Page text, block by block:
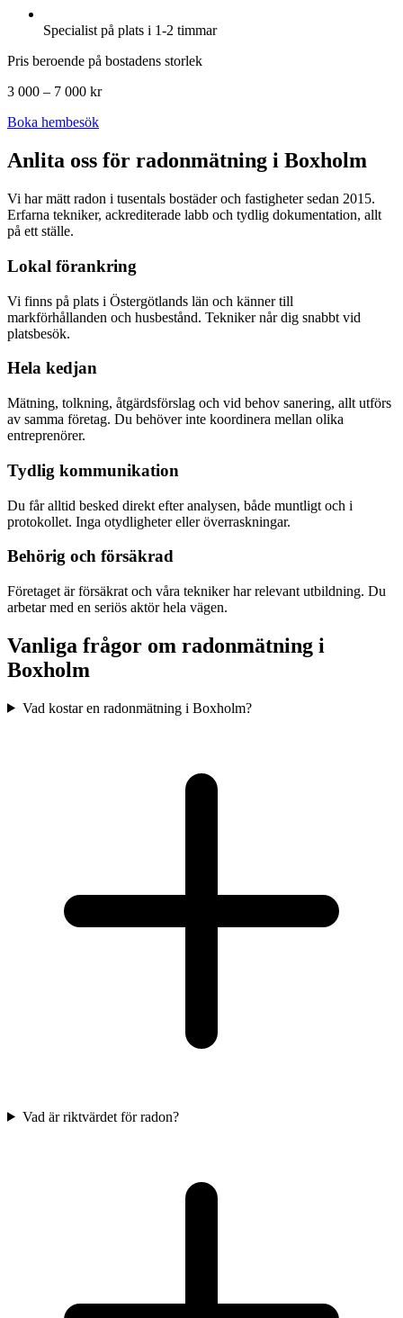
Specialist på plats i 1-2 timmar
Pris beroende på bostadens storlek
3 000 – 7 000 kr
Boka hembesök
Anlita oss för radonmätning i Boxholm
Vi har mätt radon i tusentals bostäder och fastigheter sedan 2015.
Erfarna tekniker, ackrediterade labb och tydlig dokumentation, allt
på ett ställe.
Lokal förankring
Vi finns på plats i Östergötlands län och känner till
markförhållanden och husbestånd. Tekniker når dig snabbt vid
platsbesök.
Hela kedjan
Mätning, tolkning, åtgärdsförslag och vid behov sanering, allt utförs
av samma företag. Du behöver inte koordinera mellan olika
entreprenörer.
Tydlig kommunikation
Du får alltid besked direkt efter analysen, både muntligt och i
protokollet. Inga otydligheter eller överraskningar.
Behörig och försäkrad
Företaget är försäkrat och våra tekniker har relevant utbildning. Du
arbetar med en seriös aktör hela vägen.
Vanliga frågor om radonmätning i
Boxholm
Vad kostar en radonmätning i Boxholm?
Vad är riktvärdet för radon?